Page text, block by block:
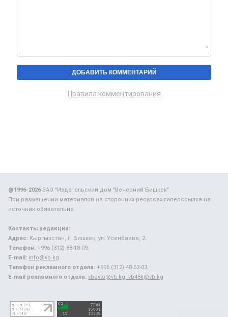
Правила комментирования
@1996-2026ЗАО "Издательский дом "Вечерний Бишкек"
При размещении материалов на сторонних ресурсах гиперссылка на
источник обязательна.
Контакты редакции:
Адрес: Кыргызстан, г. Бишкек, ул. Усенбаева, 2.
Телефон: +996 (312) 88-18-09.
E-mail: info@vb.kg
Телефон рекламного отдела: +996 (312) 48-62-03.
E-mail рекламного отдела: vbavto@vb.kg, vb48k@vb.kg